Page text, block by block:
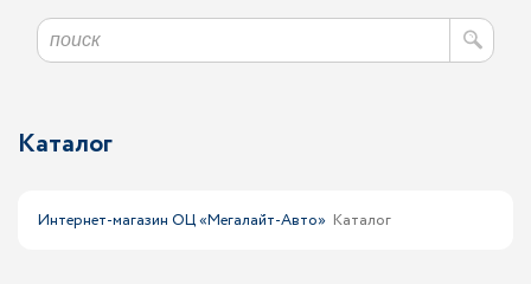
Каталог
Интернет-магазин ОЦ «Мегалайт-Авто» Каталог